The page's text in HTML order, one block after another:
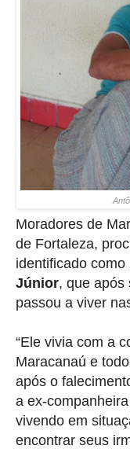
Moradores de
de Fortaleza,
identificado como
Júnior, que após
passou a viver
“Ele vivia com a
Maracanaú e
após o
a ex-
vivendo em
encontrar seus